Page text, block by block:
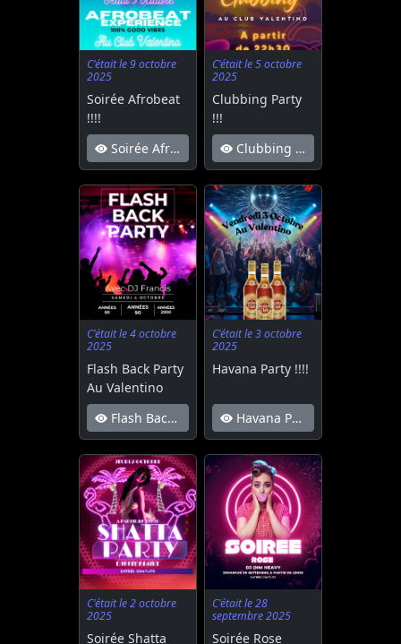
C'était le 9 octobre
2025
Soirée Afrobeat
!!!!
Soirée Afrobeat !!!!
C'était le 5 octobre
2025
Clubbing Party
!!!
Clubbing Party !!!
C'était le 4 octobre
2025
Flash Back Party
Au Valentino
Flash Back Party Au Valentino
C'était le 3 octobre
2025
Havana Party !!!!
Havana Party !!!!
C'était le 2 octobre
2025
Soirée Shatta
C'était le 28
septembre 2025
Soirée Rose